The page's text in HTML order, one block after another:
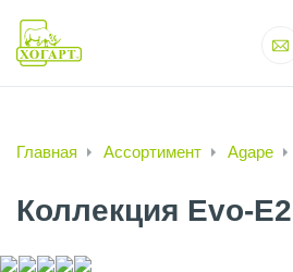
Главная Ассортимент Agape
Коллекция Evo-E2